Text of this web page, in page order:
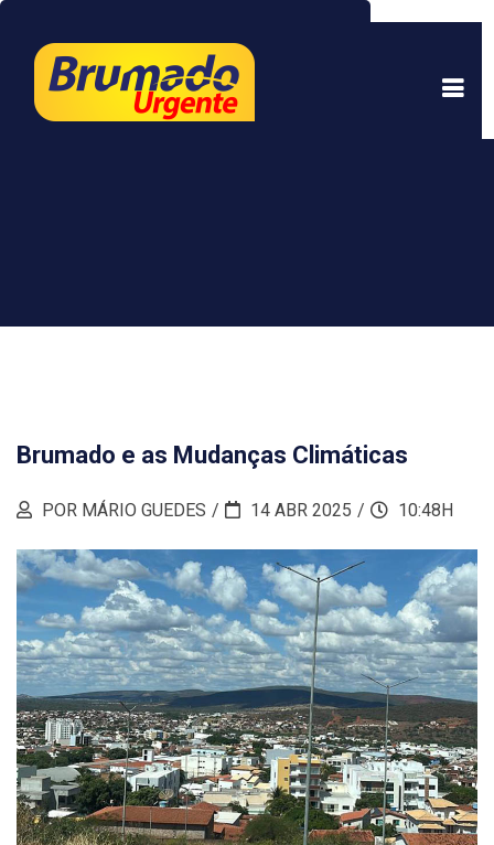
experiência. Ao continuar a navegar, você está
de acordo com isso.Saber mais.
Brumado e as Mudanças Climáticas
POR MÁRIO GUEDES 14 ABR 2025 10:48H